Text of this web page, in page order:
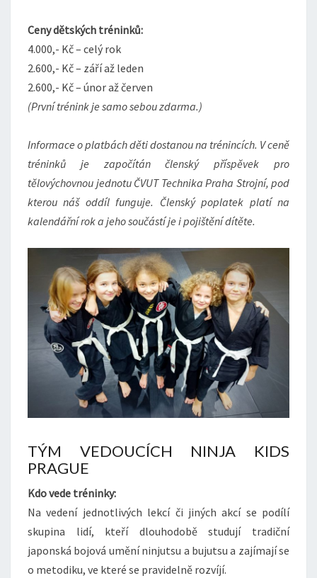
Ceny dětských tréninků:
4.000,- Kč – celý rok
2.600,- Kč – září až leden
2.600,- Kč – únor až červen
(První trénink je samo sebou zdarma.)
Informace o platbách děti dostanou na trénincích. V ceně
tréninků je započítán členský příspěvek pro
tělovýchovnou jednotu ČVUT Technika Praha Strojní, pod
kterou náš oddíl funguje. Členský poplatek platí na
kalendářní rok a jeho součástí je i pojištění dítěte.
TÝM VEDOUCÍCH NINJA KIDS
PRAGUE
Kdo vede tréninky:
Na vedení jednotlivých lekcí či jiných akcí se podílí
skupina lidí, kteří dlouhodobě studují tradiční
japonská bojová umění ninjutsu a bujutsu a zajímají se
o metodiku, ve které se pravidelně rozvíjí.